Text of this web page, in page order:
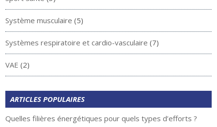
Système musculaire (5)
Systèmes respiratoire et cardio-vasculaire (7)
VAE (2)
ARTICLES POPULAIRES
Quelles filières énergétiques pour quels types d’efforts ?